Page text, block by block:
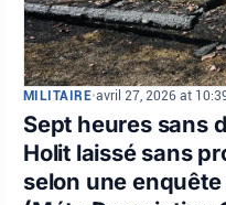
MILITAIRE•avril 27, 2026 at
Sept heures sans
Holit laissé sans
selon une enquête